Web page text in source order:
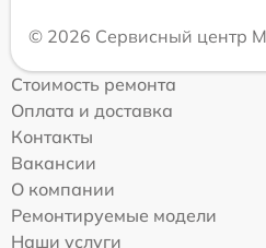
© 2026 Сервисный центр
Стоимость ремонта
Оплата и доставка
Контакты
Вакансии
О компании
Ремонтируемые модели
Наши услуги